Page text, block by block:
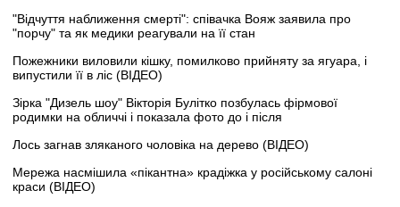
"Відчуття наближення смерті": співачка Вояж заявила про
"порчу" та як медики реагували на її стан
Пожежники виловили кішку, помилково прийняту за ягуара, і
випустили її в ліс (ВІДЕО)
Зірка "Дизель шоу" Вікторія Булітко позбулась фірмової
родимки на обличчі і показала фото до і після
Лось загнав зляканого чоловіка на дерево (ВІДЕО)
Мережа насмішила «пікантна» крадіжка у російському салоні
краси (ВІДЕО)